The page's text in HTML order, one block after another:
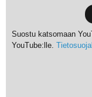
Suostu katsomaan
YouTube:lle.